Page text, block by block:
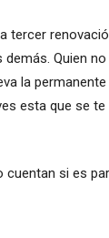
tercer
Quien
la
esta que se te
si es